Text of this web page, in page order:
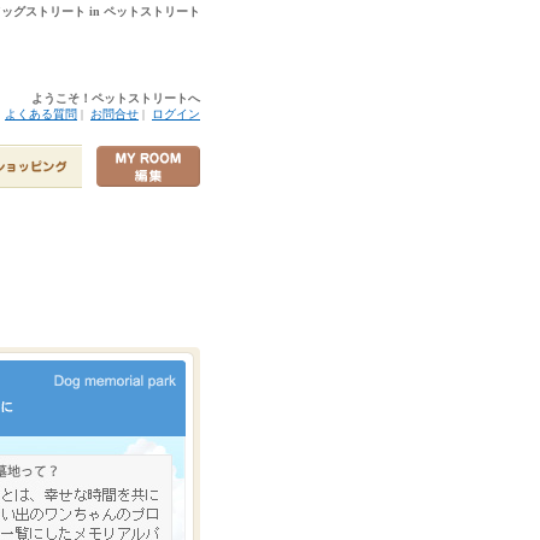
グストリート in ペットストリート
ようこそ！ペットストリートへ
よくある質問 | お問合せ | ログイン